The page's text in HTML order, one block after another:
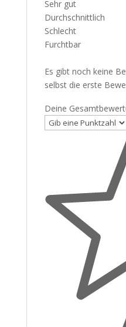
Sehr gut
Durchschnittlich
Schlecht
Furchtbar
Es gibt noch keine
selbst die erste
Deine